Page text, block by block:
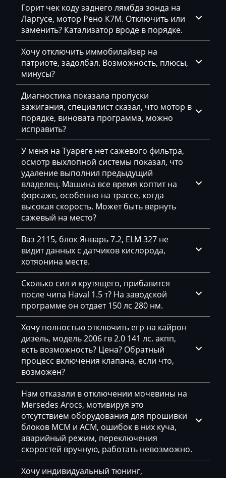
Logset
LS
Luxgen
Mack
Madill
Magni
Mahindra
MAN
Manitou
Maserati
MasseyFerguson
Maxus
Mazda
McCloskey
McCormick
Mecalac
Mercedes-Benz
Mercury
Merlo
Metso
MG
Minelli
Mini
Mitsubishi
MST
Горит чек коду заднего лямбда зонда на
Ларгусе, мотор Рено К7М. Отключить или
заменить? Катализатор вроде в порядке.
Хочу отключить иммобилайзер на
патриоте, задолбал. Возможность, плюсы,
минусы?
Диагностика показала пропуски
зажигания, специалист сказал, что мотор в
порядке, виновата программа, можно
исправить?
У меня на Туареге нет сажевого фильтра,
осмотр выхлопной системы показал, что
удаление выполнил предыдущий
владелец. Машина все время коптит на
форсаже, особенно на трассе, когда
высокая скорость. Может быть вернуть
сажевый на место?
Ваз 2115, блок Январь 7.2, ELM 327 не
видит данных с датчиков кислорода,
хотяонина месте.
Сколько сил и крутящего, прибавится
после чипа Haval 1.5 т? На заводской
программе он отдает 150 лс 280 нм.
Хочу полностью отключить егр на кайрон
дизель, модель 2006 гв 2.0 141 лс. акпп,
есть возможность? Цена? Обратный
процесс включения клапана, если что,
возможен?
Нам отказали в отключении мочевины на
Mersedes Arocs, мотивируя это
отсутствием оборудования для прошивки
блоков MCM и ACM, ошибок в них куча,
аварийный режим, переключения
скоростей вручную, работать невозможно.
Хочу индивидуальный тюнинг,